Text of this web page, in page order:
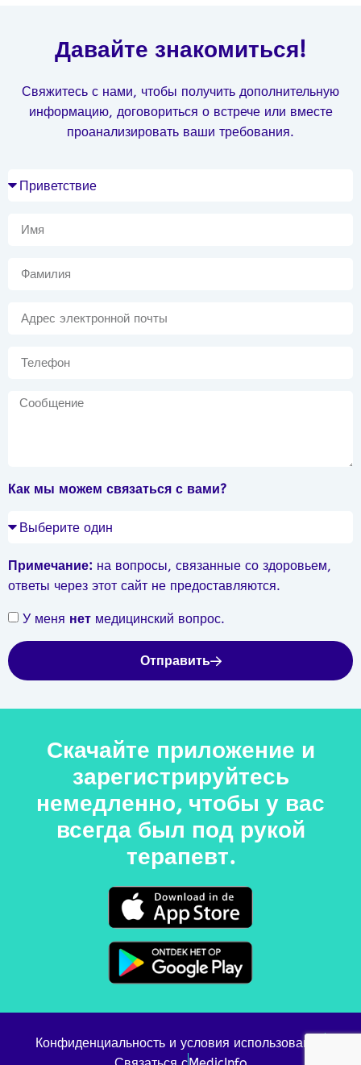
Давайте знакомиться!
Свяжитесь с нами, чтобы получить дополнительную
информацию, договориться о встрече или вместе
проанализировать ваши требования.
Как мы можем связаться с вами?
Примечание: на вопросы, связанные со здоровьем,
ответы через этот сайт не предоставляются.
У меня нет медицинский вопрос.
Отправить
Скачайте приложение и
зарегистрируйтесь
немедленно, чтобы у вас
всегда был под рукой
терапевт.
Конфиденциальность и условия использования